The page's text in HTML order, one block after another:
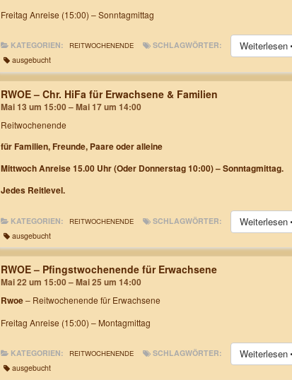
Freitag Anreise (15:00) – Sonntagmittag
Weiterlesen
KATEGORIEN: REITWOCHENENDE
SCHLAGWÖRTER:
ausgebucht
RWOE – Chr. HiFa für Erwachsene & Familien
Mai 13 um 15:00 – Mai 17 um 14:00
Reitwochenende
für Familien, Freunde, Paare oder alleine
Mittwoch Anreise 15.00 Uhr (Oder Donnerstag 10:00) – Sonntagmittag.
Jedes Reitlevel.
Weiterlesen
KATEGORIEN: REITWOCHENENDE
SCHLAGWÖRTER:
ausgebucht
RWOE – Pfingstwochenende für Erwachsene
Mai 22 um 15:00 – Mai 25 um 14:00
Rwoe– Reitwochenende für Erwachsene
Freitag Anreise (15:00) – Montagmittag
Weiterlesen
KATEGORIEN: REITWOCHENENDE
SCHLAGWÖRTER:
ausgebucht